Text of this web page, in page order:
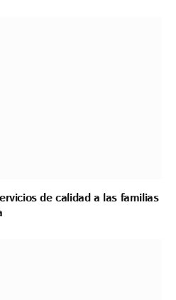
de calidad a las familias